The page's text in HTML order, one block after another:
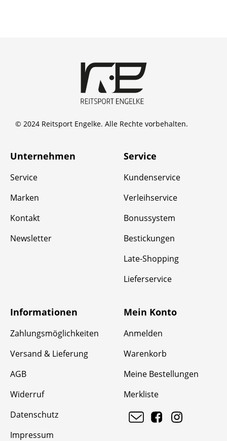
© 2024 Reitsport Engelke. Alle Rechte vorbehalten.
Unternehmen
Service
Marken
Kontakt
Newsletter
Service
Kundenservice
Verleihservice
Bonussystem
Bestickungen
Late-Shopping
Lieferservice
Informationen
Zahlungsmöglichkeiten
Versand & Lieferung
AGB
Widerruf
Datenschutz
Impressum
Mein Konto
Anmelden
Warenkorb
Meine Bestellungen
Merkliste